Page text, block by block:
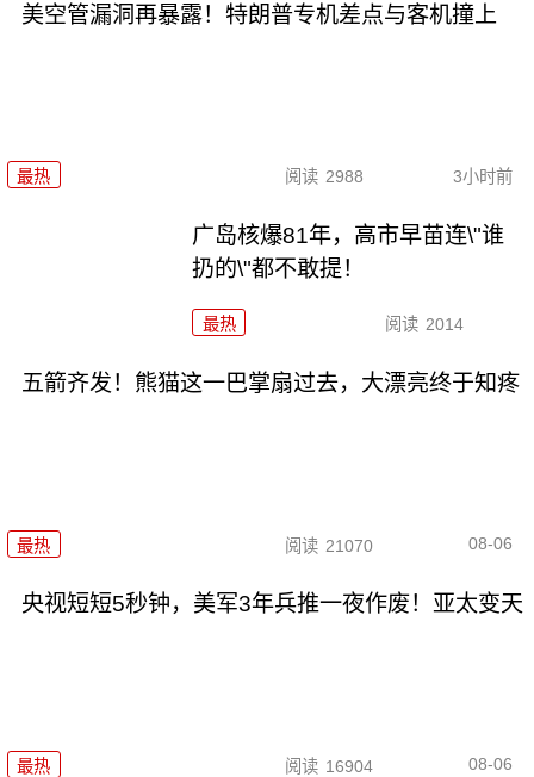
美空管漏洞再暴露！特朗普专机差点与客机撞上
最热 阅读 2988 3小时前
广岛核爆81年，高市早苗连\"谁
扔的\"都不敢提！
最热 阅读 2014
五箭齐发！熊猫这一巴掌扇过去，大漂亮终于知疼
最热 阅读 21070 08-06
央视短短5秒钟，美军3年兵推一夜作废！亚太变天
最热 阅读 16904 08-06